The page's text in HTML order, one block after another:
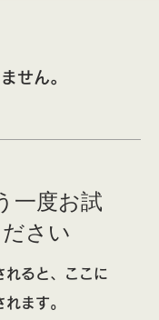
一度お試
さい
れると、ここに
れます。
せん。